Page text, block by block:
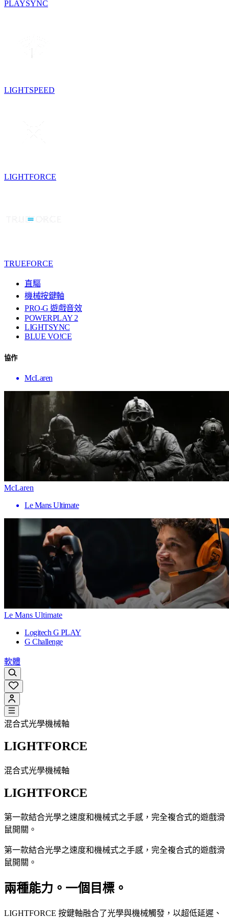
PLAYSYNC
LIGHTSPEED
LIGHTFORCE
TRUEFORCE
直驅
機械按鍵軸
PRO-G 遊戲音效
POWERPLAY 2
LIGHTSYNC
BLUE VO!CE
協作
McLaren
McLaren
Le Mans Ultimate
Le Mans Ultimate
Logitech G PLAY
G Challenge
軟體
混合式光學機械軸
LIGHTFORCE
混合式光學機械軸
LIGHTFORCE
第一款結合光學之速度和機械式之手感，完全複合式的遊戲滑
鼠開關。
第一款結合光學之速度和機械式之手感，完全複合式的遊戲滑
鼠開關。
兩種能力。一個目標。
LIGHTFORCE 按鍵軸融合了光學與機械觸發，以超低延遲、